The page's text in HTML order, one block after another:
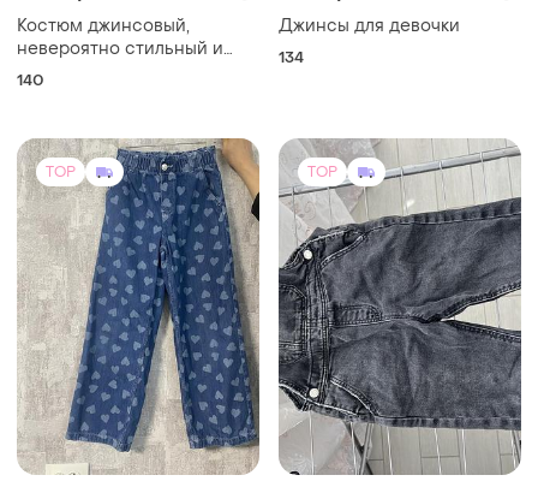
Костюм джинсовый,
невероятно стильный и
удобный
140
Джинсы для девочки
134
TOP TOP